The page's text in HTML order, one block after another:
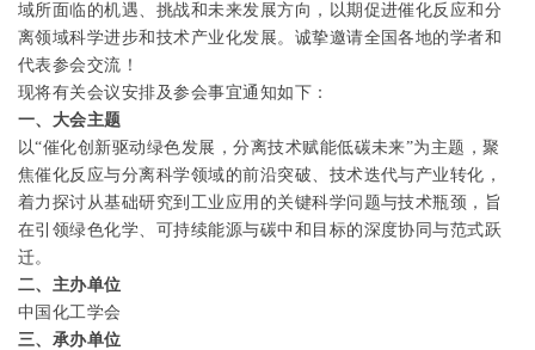
域所面临的机遇、挑战和未来发展方向，以期促进催化反应和分
离领域科学进步和技术产业化发展。诚挚邀请全国各地的学者和
代表参会交流！
现将有关会议安排及参会事宜通知如下：
一、 大会主题
以“催化创新驱动绿色发展，分离技术赋能低碳未来”为主题，聚
焦催化反应与分离科学领域的前沿突破、技术迭代与产业转化，
着力探讨从基础研究到工业应用的关键科学问题与技术瓶颈，旨
在引领绿色化学、可持续能源与碳中和目标的深度协同与范式跃
迁。
二、主办单位
中国化工学会
三、承办单位